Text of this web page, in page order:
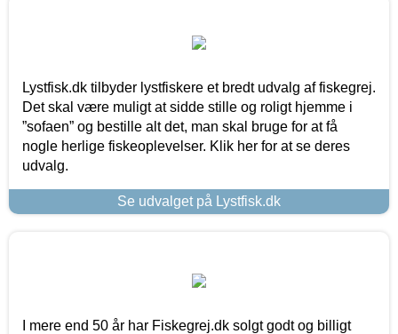
Lystfisk.dk tilbyder lystfiskere et bredt udvalg af fiskegrej.
Det skal være muligt at sidde stille og roligt hjemme i
”sofaen” og bestille alt det, man skal bruge for at få
nogle herlige fiskeoplevelser. Klik her for at se deres
udvalg.
Se udvalget på Lystfisk.dk
I mere end 50 år har Fiskegrej.dk solgt godt og billigt